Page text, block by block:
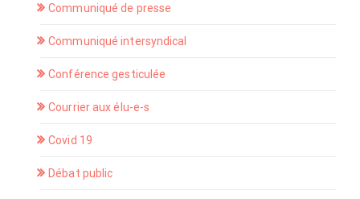
Communiqué de presse
Communiqué intersyndical
Conférence gesticulée
Courrier aux élu-e-s
Covid 19
Débat public